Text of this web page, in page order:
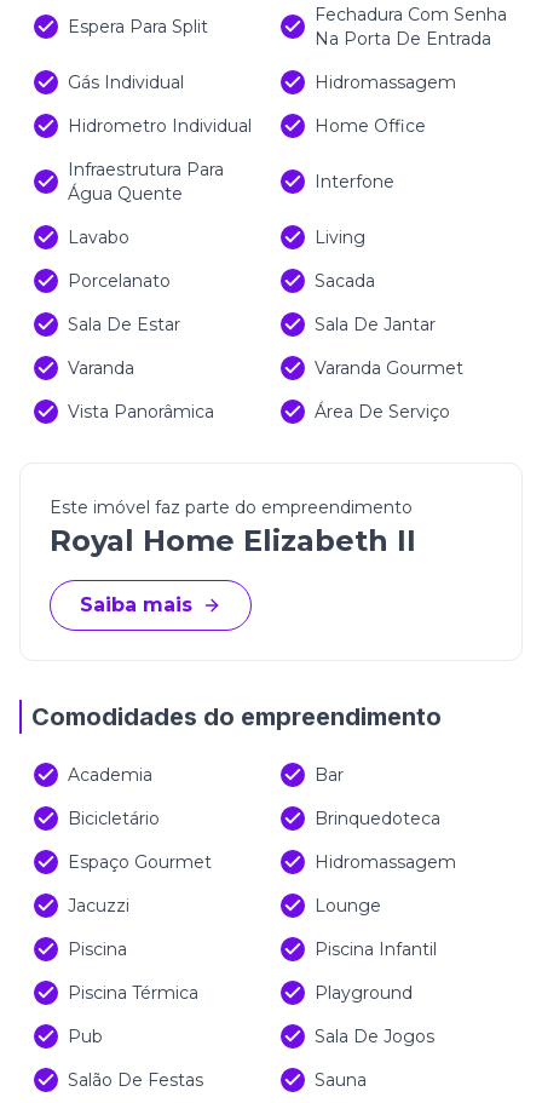
Espera Para Split
Fechadura Com Senha
Na Porta De Entrada
Gás Individual
Hidromassagem
Hidrometro Individual
Home Office
Infraestrutura Para
Água Quente
Interfone
Lavabo
Living
Porcelanato
Sacada
Sala De Estar
Sala De Jantar
Varanda
Varanda Gourmet
Vista Panorâmica
Área De Serviço
Este imóvel faz parte do empreendimento
Royal Home Elizabeth II
Saiba mais
Comodidades do empreendimento
Academia
Bar
Bicicletário
Brinquedoteca
Espaço Gourmet
Hidromassagem
Jacuzzi
Lounge
Piscina
Piscina Infantil
Piscina Térmica
Playground
Pub
Sala De Jogos
Salão De Festas
Sauna